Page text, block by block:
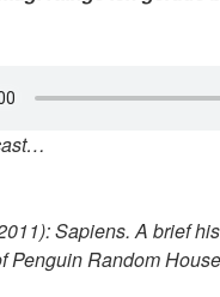
Sapiens. A brief
Penguin Random